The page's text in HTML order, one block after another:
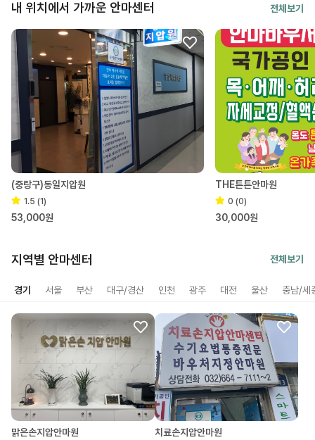
내 위치에서 가까운 안마센터 전체보기
(중랑구)동일지압원
1.5 (1)
53,000원
THE튼튼안마원
0 (0)
30,000원
지역별 안마센터 전체보기
경기 서울 부산 대구/경산 인천 광주 대전 울산 충남/세
맑은손지압안마원 치료손지압안마원